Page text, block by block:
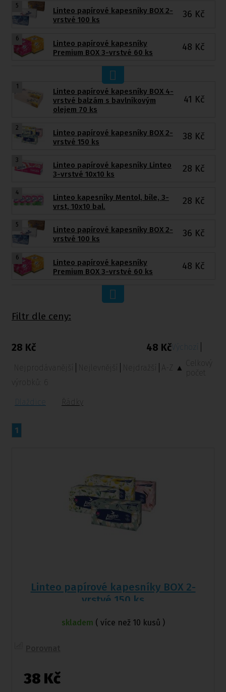
5
Linteo papírové kapesníky BOX 2-
vrstvé 100 ks
36 Kč
6
Linteo papírové kapesníky
Premium BOX 3-vrstvé 60 ks
48 Kč
1
Linteo papírové kapesníky BOX 4-
vrstvé balzám s bavlníkovým
olejem 70 ks
41 Kč
2
Linteo papírové kapesníky BOX 2-
vrstvé 150 ks
38 Kč
3
Linteo papírové kapesníky Linteo
3-vrstvé 10x10 ks
28 Kč
4
Linteo kapesníky Mentol, bíle, 3-
vrst, 10x10 bal.
28 Kč
5
Linteo papírové kapesníky BOX 2-
vrstvé 100 ks
36 Kč
6
Linteo papírové kapesníky
Premium BOX 3-vrstvé 60 ks
48 Kč
Filtr dle ceny:
28 Kč 48 KčVýchozí
Nejprodávanější Nejlevnější Nejdražší A-Z ▲
Celkový
počet
výrobků: 6
Dlaždice Řádky
1
Linteo papírové kapesníky BOX 2-
vrstvé 150 ks
skladem ( více než 10 kusů )
38 Kč